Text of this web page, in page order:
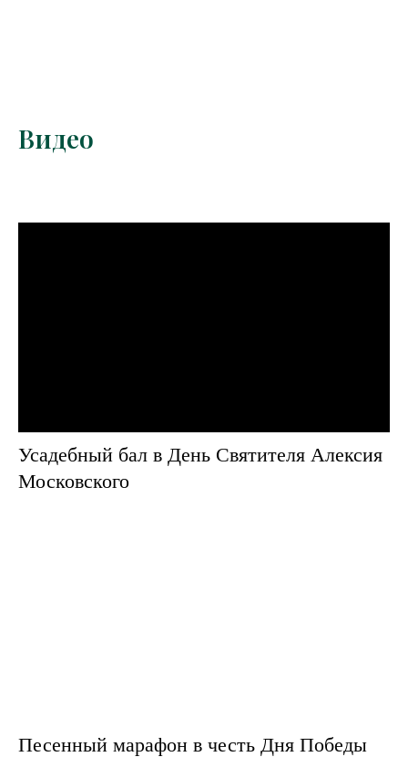
Видео
Усадебный бал в День Святителя Алексия
Московского
Песенный марафон в честь Дня Победы